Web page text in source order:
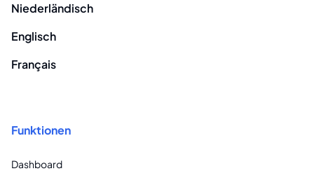
Niederländisch
Englisch
Français
Funktionen
Dashboard